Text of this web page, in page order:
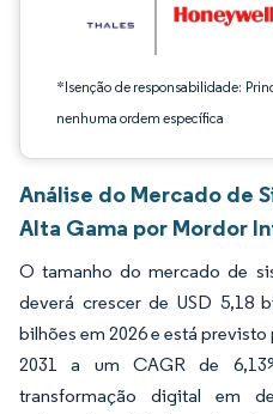
*Isenção de responsabilidade:
nenhuma ordem específica
Análise do Mercado de
Alta Gama por Mordor
O tamanho do mercado de
deverá crescer de USD 5,18
bilhões em 2026 e está
2031 a um CAGR de
transformação digital em